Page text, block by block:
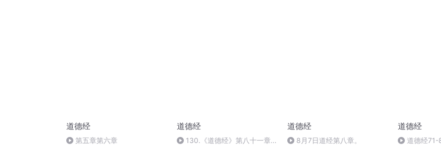
道德经
第五章第六章
道德经
130.《道德经》第八十一章_
道德经
8月7日道经第八章。
道德经
道德经71-